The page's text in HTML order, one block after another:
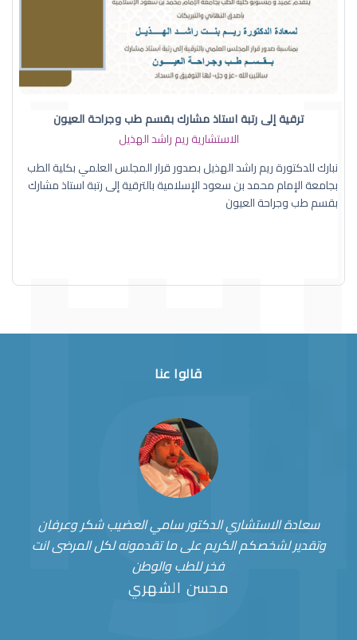
ترقية إلى رتبة استاذ مشارك بقسم طب وجراحة العيون
الاستشارية ريم راشد الهذيل
نبارك للدكتورة ريم راشد الهذيل بصدور قرار المجلس العلمي بكلية الطب
بجامعة الإمام محمد بن سعود الإسلامية بالترقية إلى رتبة استاذ مشارك
بقسم طب وجراحة العيون
قالوا عنا
سعادة الاستشاري الدكتور سامي العضيب شكر وعرفان
وتقدير لشخصكم الكريم على ما تقدمونه لكل المرضى انت
فخر للطب والوطن
محسن الشهري